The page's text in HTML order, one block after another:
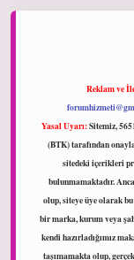
Reklam ve
Yasal Uyarı:Sitemiz,
(BTK) tarafından
sitedeki içerikleri
bulunmamaktadır.
olup, siteye üye olarak
bir marka, kurum veya
kendi hazırladığımız
taşımamakta olup,